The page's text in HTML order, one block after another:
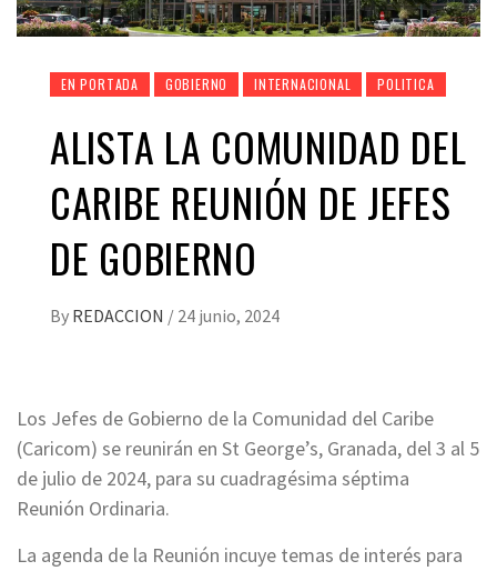
EN PORTADA GOBIERNO INTERNACIONAL POLITICA
ALISTA LA COMUNIDAD DEL
CARIBE REUNIÓN DE JEFES
DE GOBIERNO
By REDACCION / 24 junio, 2024
Los Jefes de Gobierno de la Comunidad del Caribe
(Caricom) se reunirán en St George’s, Granada, del 3 al 5
de julio de 2024, para su cuadragésima séptima
Reunión Ordinaria.
La agenda de la Reunión incuye temas de interés para